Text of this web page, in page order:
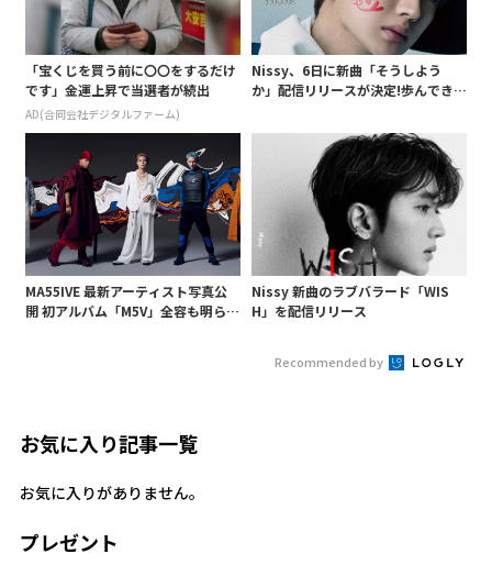
「宝くじを買う前に〇〇をするだけ
です」金運上昇で当選者が続出
AD(合同会社デジタルファーム)
Nissy、6日に新曲「そうしよう
か」配信リリースが決定!歩んできた
MA55IVE 最新アーティスト写真公
開 初アルバム「M5V」全容も明らか
Nissy 新曲のラブバラード「WIS
H」を配信リリース
Recommended by
お気に入り記事一覧
お気に入りがありません。
プレゼント